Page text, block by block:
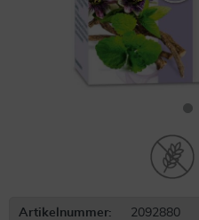
Artikelnummer:
2092880